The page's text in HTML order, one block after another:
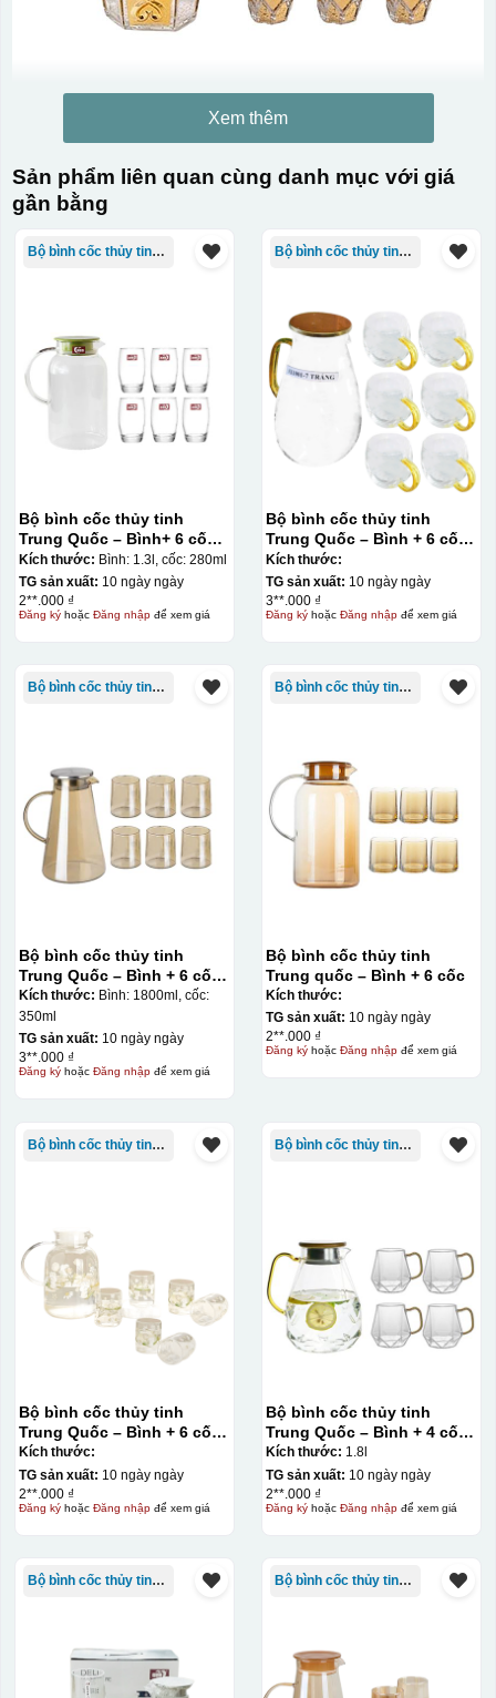
Xem thêm
Sản phẩm liên quan cùng danh mục với giá
gần bằng
Bộ bình cốc thủy tinh TQ
Bộ bình cốc thủy tinh
Trung Quốc – Bình+ 6 cốc
bầu cao Deli
Kích thước: Bình: 1.3l, cốc: 280ml
TG sản xuất: 10 ngày ngày
2**.000 ₫
Đăng kýhoặc Đăng nhậpđể xem giá
Bộ bình cốc thủy tinh TQ
Bộ bình cốc thủy tinh
Trung Quốc – Bình + 6 cốc
có quai
Kích thước:
TG sản xuất: 10 ngày ngày
3**.000 ₫
Đăng kýhoặc Đăng nhậpđể xem giá
Bộ bình cốc thủy tinh TQ
Bộ bình cốc thủy tinh
Trung Quốc – Bình + 6 cốc
không quai màu vàng Deli
Kích thước: Bình: 1800ml, cốc:
350ml
TG sản xuất: 10 ngày ngày
3**.000 ₫
Đăng kýhoặc Đăng nhậpđể xem giá
Bộ bình cốc thủy tinh TQ
Bộ bình cốc thủy tinh
Trung quốc – Bình + 6 cốc
Kích thước:
TG sản xuất: 10 ngày ngày
2**.000 ₫
Đăng kýhoặc Đăng nhậpđể xem giá
Bộ bình cốc thủy tinh TQ
Bộ bình cốc thủy tinh
Trung Quốc – Bình + 6 cốc
họa tiết hoa
Kích thước:
TG sản xuất: 10 ngày ngày
2**.000 ₫
Đăng kýhoặc Đăng nhậpđể xem giá
Bộ bình cốc thủy tinh TQ
Bộ bình cốc thủy tinh
Trung Quốc – Bình + 4 cốc
quai vàng Deli
Kích thước: 1.8l
TG sản xuất: 10 ngày ngày
2**.000 ₫
Đăng kýhoặc Đăng nhậpđể xem giá
Bộ bình cốc thủy tinh TQ Bộ bình cốc thủy tinh TQ